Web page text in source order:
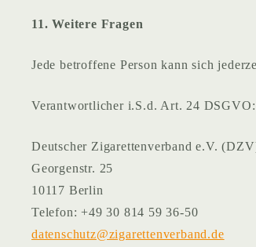
11. Weitere Fragen
Jede betroffene Person kann sich
Verantwortlicher i.S.d. Art. 24 DSGVO:
Deutscher Zigarettenverband e.V.
Georgenstr. 25
10117 Berlin
Telefon: +49 30 814 59 36-50
datenschutz@zigarettenverband.de